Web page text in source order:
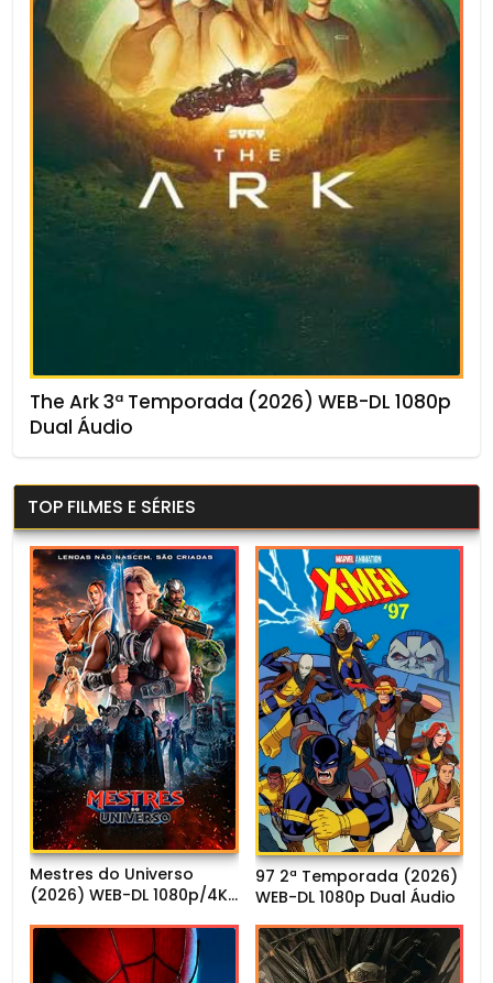
The Ark 3ª Temporada (2026) WEB-DL 1080p
Dual Áudio
TOP FILMES E SÉRIES
Mestres do Universo
(2026) WEB-DL 1080p/4K
97 2ª Temporada (2026)
WEB-DL 1080p Dual Áudio